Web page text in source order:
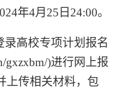
年4月25日24:00。
录高校专项计划报名
gxzxbm/)进行网上报
上传相关材料，包